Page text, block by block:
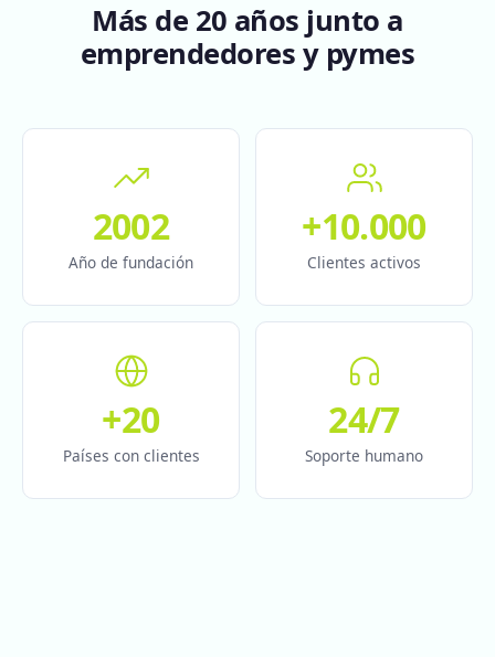
Más de 20 años junto a
emprendedores y pymes
2002
Año de fundación
+10.000
Clientes activos
+20
Países con clientes
24/7
Soporte humano